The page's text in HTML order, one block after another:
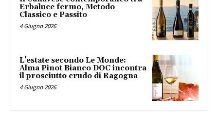
Erbaluce fermo, Metodo
Classico e Passito
4 Giugno 2026
L’estate secondo Le Monde:
Alma Pinot Bianco DOC incontra
il prosciutto crudo di Ragogna
4 Giugno 2026